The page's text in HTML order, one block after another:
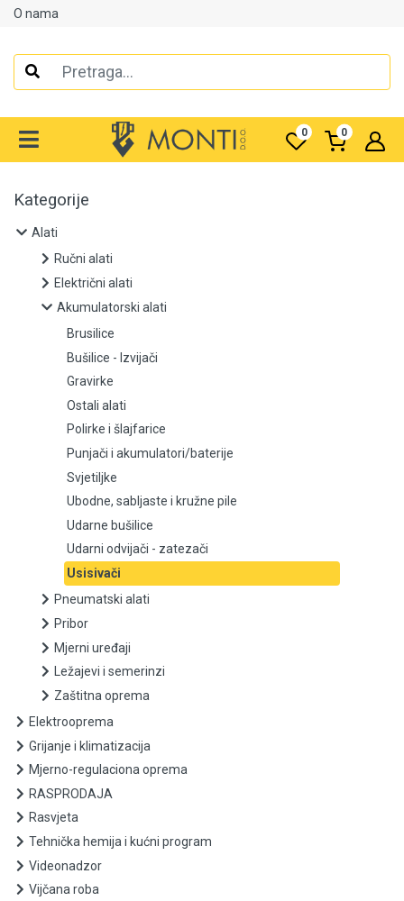
O nama
0 0
Alati
Električni alati
Bušilice - Izvijači
Gravirke
Ostali alati
Polirke i šlajfarice
Punjači i akumulatori/baterije
Svjetiljke
Ubodne, sabljaste i kružne pile
Udarne bušilice
Udarni odvijači - zatezači
Usisivači
Pneumatski alati
Pribor
Mjerni uređaji
Ležajevi i semerinzi
Zaštitna oprema
Elektrooprema
Kategorije
Alati
Ručni alati
Električni alati
Akumulatorski alati
Brusilice
Bušilice - Izvijači
Gravirke
Ostali alati
Polirke i šlajfarice
Punjači i akumulatori/baterije
Svjetiljke
Ubodne, sabljaste i kružne pile
Udarne bušilice
Udarni odvijači - zatezači
Usisivači
Pneumatski alati
Pribor
Mjerni uređaji
Ležajevi i semerinzi
Zaštitna oprema
Elektrooprema
Grijanje i klimatizacija
Mjerno-regulaciona oprema
RASPRODAJA
Rasvjeta
Tehnička hemija i kućni program
Videonadzor
Vijčana roba